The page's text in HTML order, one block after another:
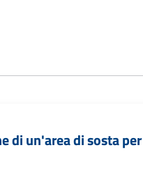
di un'area di sosta per